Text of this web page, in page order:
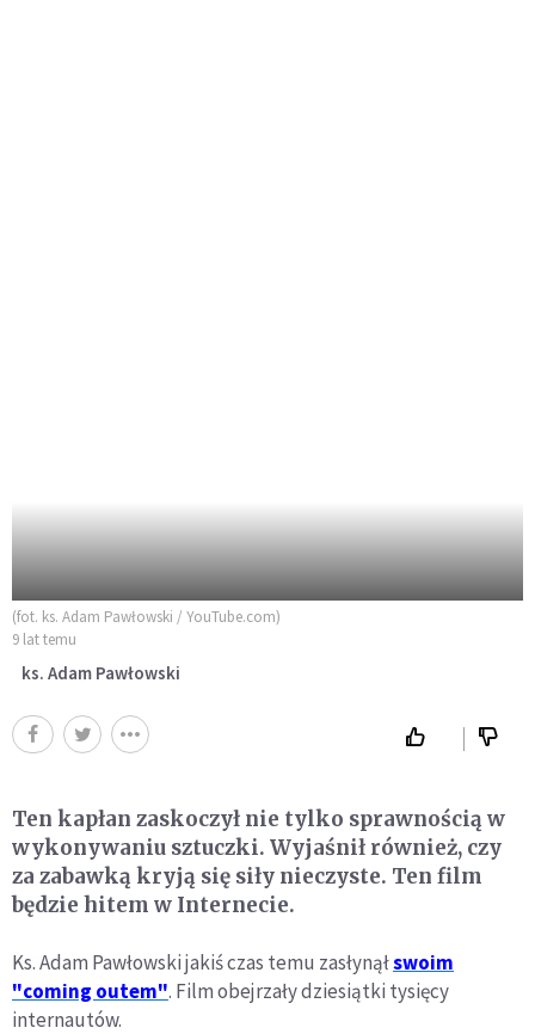
(fot. ks. Adam Pawłowski / YouTube.com)
9 lat temu
ks. Adam Pawłowski
Ten kapłan zaskoczył nie tylko sprawnością w
wykonywaniu sztuczki. Wyjaśnił również, czy
za zabawką kryją się siły nieczyste. Ten film
będzie hitem w Internecie.
Ks. Adam Pawłowski jakiś czas temu zasłynąłswoim
"coming outem". Film obejrzały dziesiątki tysięcy
internautów.